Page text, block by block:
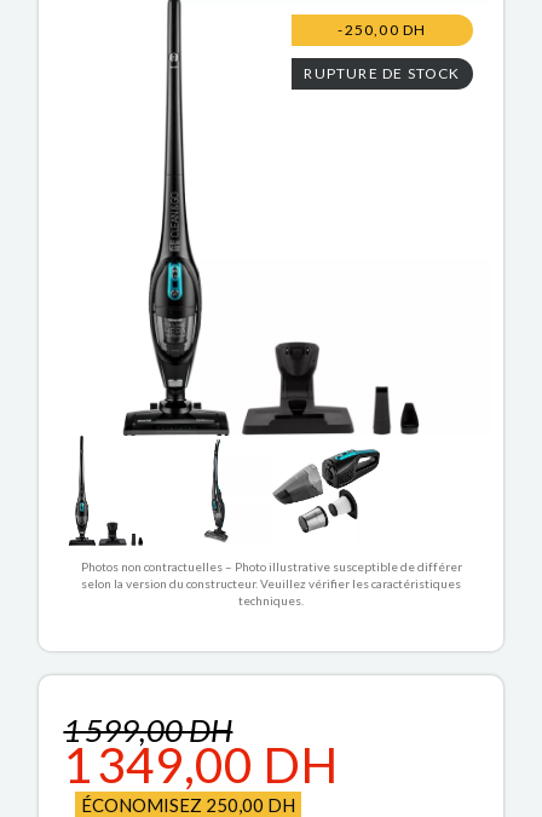
-250,00 DH
RUPTURE DE STOCK
Photos non contractuelles – Photo illustrative susceptible de différer
selon la version du constructeur. Veuillez vérifier les caractéristiques
techniques.
1 599,00 DH
1 349,00 DH
ÉCONOMISEZ 250,00 DH